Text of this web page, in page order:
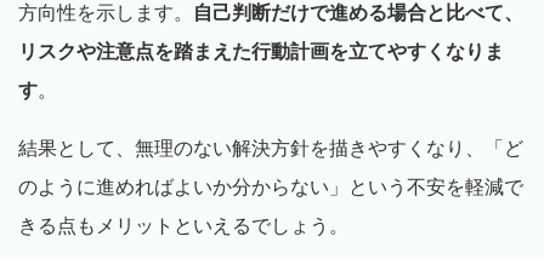
方向性を示します。
自己判断だけで進める場合と比べて、
リスクや注意点を踏まえた行動計画を立てやすくなりま
す。
結果として、無理のない解決方針を描きやすくなり、「ど
のように進めればよいか分からない」という不安を軽減で
きる点もメリットといえるでしょう。